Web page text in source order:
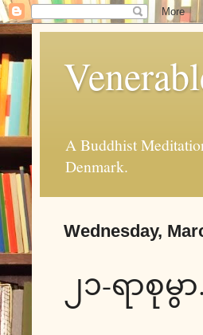
A Buddhist
Denmark.
Wednesday,
၂၁-ရာစုမွာ